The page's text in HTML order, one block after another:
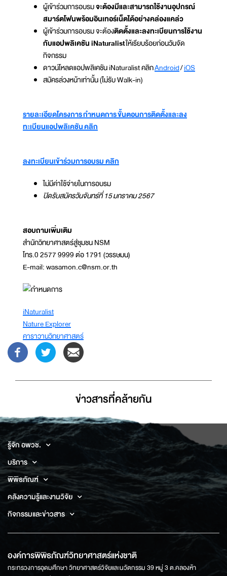
ผู้เข้าร่วมการอบรมจะต้องมีและสามารถใช้งานอุปกรณ์
สมาร์ตโฟนพร้อมอินเทอร์เน็ตได้อย่างคล่องแคล่ว
ผู้เข้าร่วมการอบรม จะต้องติดตั้งและลงทะเบียนการใช้งาน
กับแอปพลิเคชัน iNaturalistให้เรียบร้อยก่อนวันจัด
กิจกรรม
ดาวน์โหลดแอปพลิเคชัน iNaturalist คลิกAndroid/‎iOS
สมัครล่วงหน้าเท่านั้น (ไม่รับ Walk-in)
รายละเอียดโครงการกำหนดการ ขั้นตอนการติดตั้งและลง
ทะเบียนแอปพลิเคชัน คลิก
ลงทะเบียนเข้าร่วมการอบรม คลิก
ไม่มีค่าใช้จ่ายในการอบรม
ปิดรับสมัครวันจันทร์ที่ 15 มกราคม 2567
สอบถามเพิ่มเติม
สำนักวิทยาศาสตร์สู่ชุมชน NSM
โทร.0 2577 9999 ต่อ 1791 (วรรษมน)
E-mail: wasamon.c@nsm.or.th
iNaturalist
Nature Explorer
คาราวานวิทยาศาสตร์
ข่าวสารที่่คล้ายกัน
รู้จัก อพวช.
บริการ
พิพิธภัณฑ์
คลังความรู้และงานวิจัย
กิจกรรมและข่าวสาร
องค์การพิพิธภัณฑ์วิทยาศาสตร์แห่งชาติ
กระทรวงการอุดมศึกษา วิทยาศาสตร์วิจัยและนวัตกรรม 39 หมู่ 3 ต.คลองห้า